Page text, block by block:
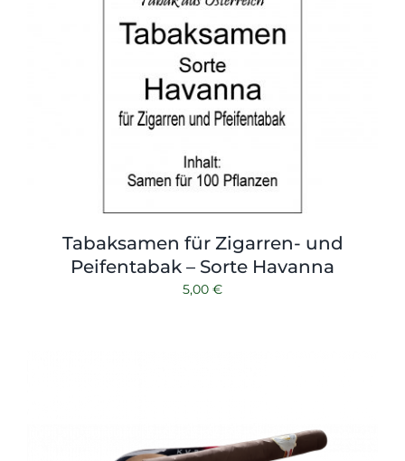
Tabaksamen für Zigarren- und
Peifentabak – Sorte Havanna
5,00 €